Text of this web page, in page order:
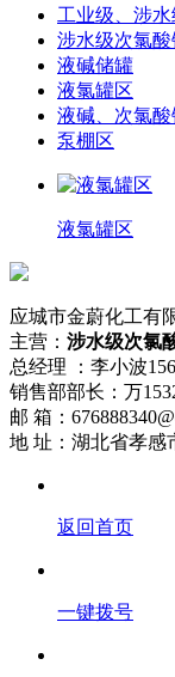
工业级、涉
涉水级次氯
液碱储罐
液氯罐区
液碱、次氯
泵棚区
液氯罐区
应城市金蔚化工有
主营： 涉水级次氯
总经理 ：李小波
销售部部长：万
邮 箱：
地 址：湖北省孝感
返回首页
一键拨号